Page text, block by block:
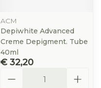
ACM
Depiwhite Advanced
Creme Depigment. Tube
40ml
€ 32,20